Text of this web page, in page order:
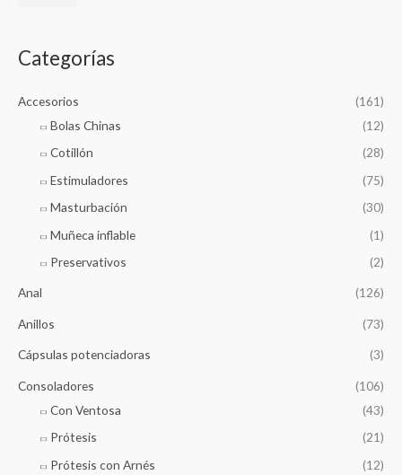
Categorías
Accesorios
(161)
Bolas Chinas
(12)
Cotillón
(28)
Estimuladores
(75)
Masturbación
(30)
Muñeca inflable
(1)
Preservativos
(2)
Anal (126)
Anillos (73)
Cápsulas potenciadoras (3)
Consoladores
(106)
Con Ventosa
(43)
Prótesis
(21)
Prótesis con Arnés
(12)